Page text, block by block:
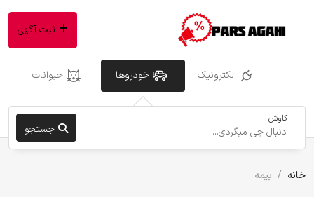
الکترونیک خودروها حیوانات
کاوش
جستجو
ثبت آگهی
خانه بیمه